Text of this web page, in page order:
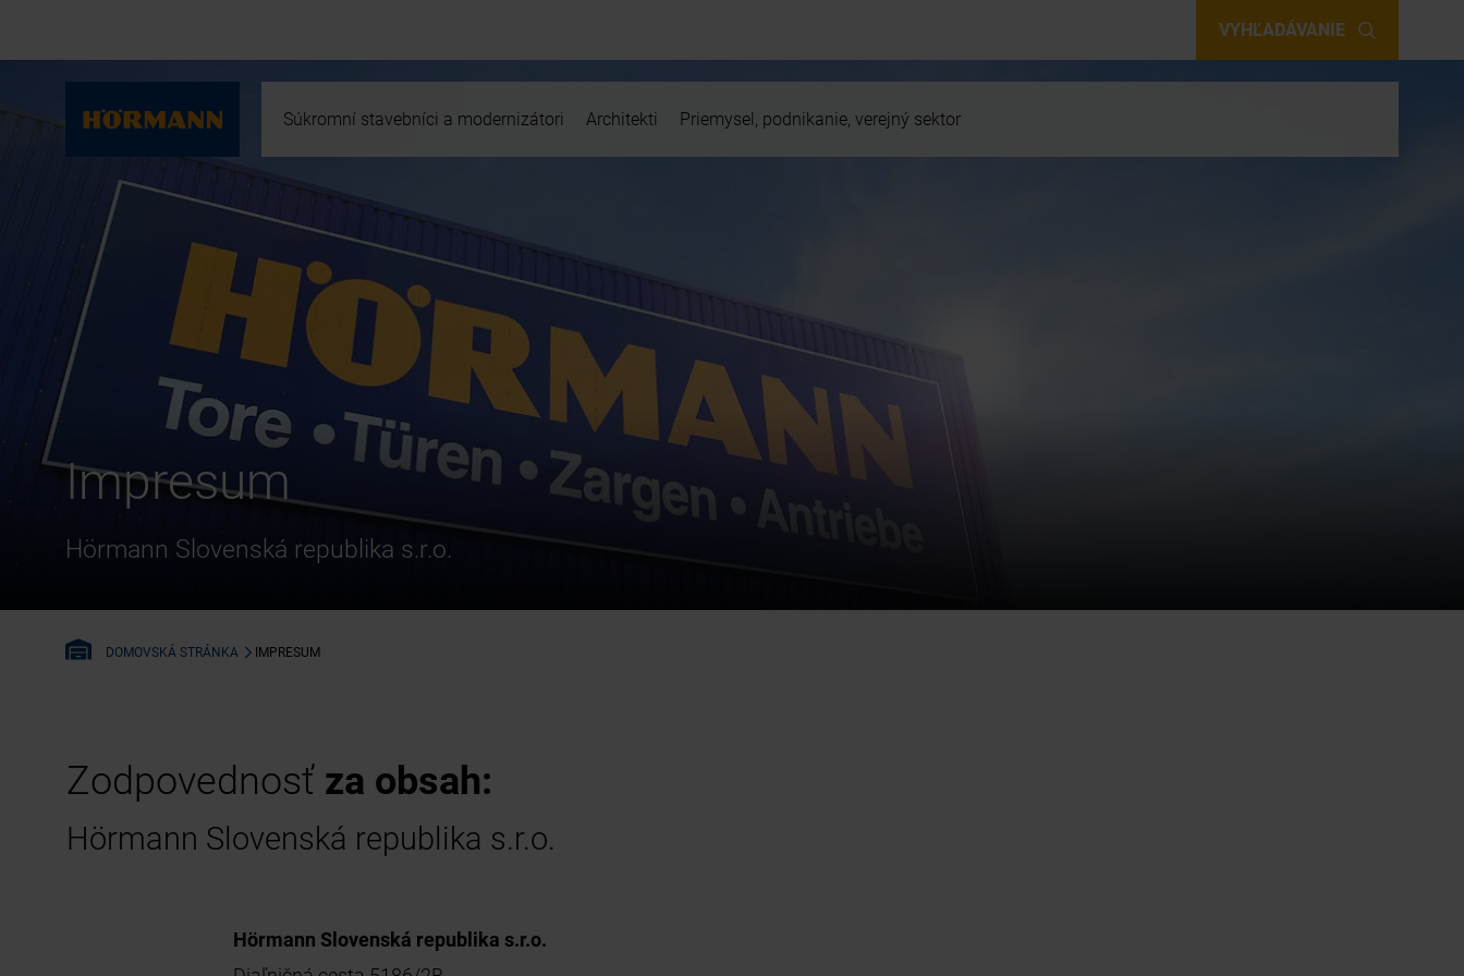
VYHĽADÁVANIE
Súkromní stavebníci a modernizátori Architekti Priemysel, podnikanie, verejný sektor
Impresum
Hörmann Slovenská republika s.r.o.
DOMOVSKÁ STRÁNKA IMPRESUM
Zodpovednosť za obsah:
Hörmann Slovenská republika s.r.o.
Hörmann Slovenská republika s.r.o.